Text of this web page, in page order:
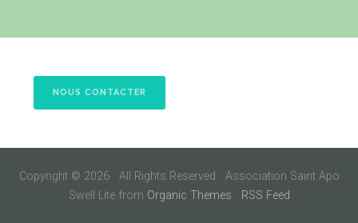
NOUS CONTACTER
Copyright © 2026 · All Rights Reserved · Association Saint Apo
Swell Lite from Organic Themes · RSS Feed